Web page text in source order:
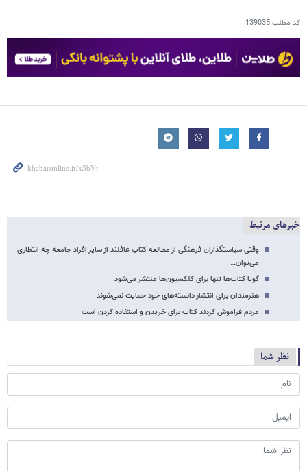
کد مطلب139035
خبرهای مرتبط
وقتی سیاستگذاران فرهنگی از مطالعه کتاب غافلند از سایر افراد جامعه چه انتظاری
می‌توان…
گویا کتاب‌ها تنها برای کلکسیون‌ها منتشر می‌شود
هنرمندان برای انتشار دانسته‌های خود حمایت نمی‌شوند
مردم فراموش کردند کتاب برای خریدن و استفاده کردن است
نظر شما